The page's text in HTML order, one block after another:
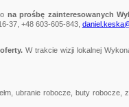
na prośbę zainteresowanych
37, +48 603-605-843,
W trakcie wizji lokalnej
ubranie robocze, buty